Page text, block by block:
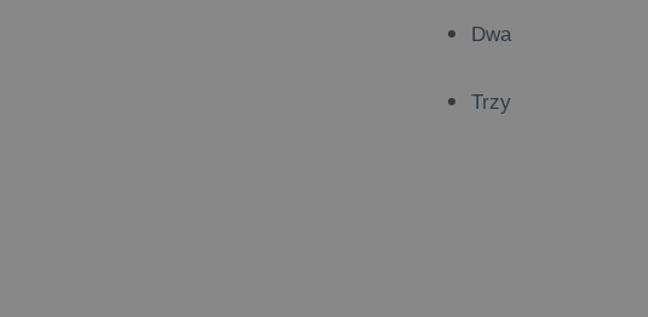
Dwa
Trzy